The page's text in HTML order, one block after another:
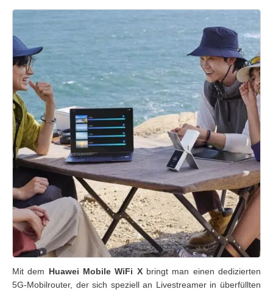
Mit dem Huawei Mobile WiFi Xbringt man einen dedizierten
5G-Mobilrouter, der sich speziell an Livestreamer in überfüllten